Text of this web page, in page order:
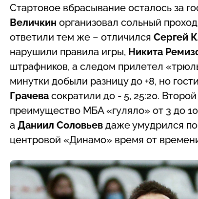
Стартовое вбрасывание осталось за
Величкин организовал сольный
ответили тем же – отличился Сергей
нарушили правила игры, Никита
штрафников, а следом прилетел
минутки добыли разницу до +8, но
Грачева сократили до - 5, 25:20.
преимущество МБА «гуляло» от 3 до 10
а Даниил Соловьев даже умудрился
центровой «Динамо» время от